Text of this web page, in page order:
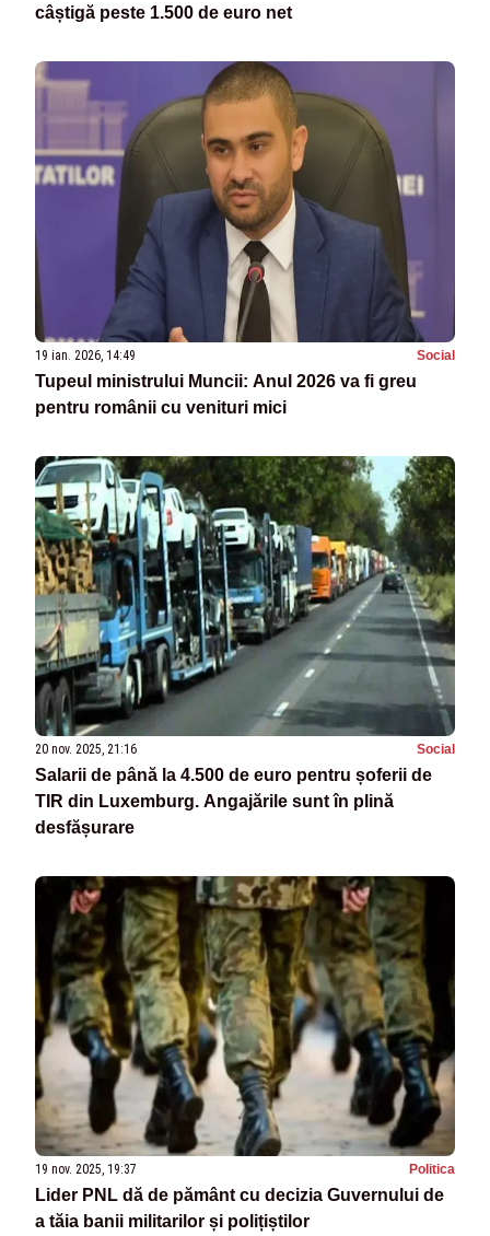
câștigă peste 1.500 de euro net
19 ian. 2026, 14:49 Social
Tupeul ministrului Muncii: Anul 2026 va fi greu
pentru românii cu venituri mici
20 nov. 2025, 21:16 Social
Salarii de până la 4.500 de euro pentru șoferii de
TIR din Luxemburg. Angajările sunt în plină
desfășurare
19 nov. 2025, 19:37 Politica
Lider PNL dă de pământ cu decizia Guvernului de
a tăia banii militarilor și polițiștilor